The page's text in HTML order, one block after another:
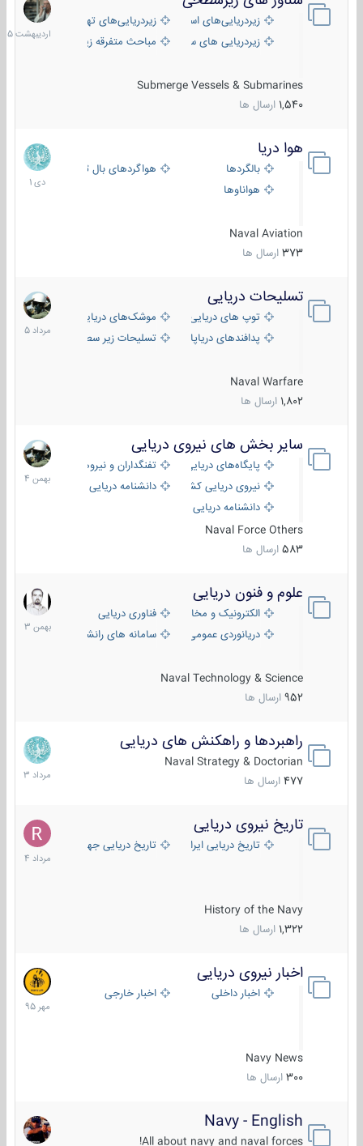
زیردریایی‌های استراتژیکزیردریایی‌های تهاجمی
زیردریایی های سبک
مباحث متفرقه زیرسطحی
Submerge Vessels & Submarines
1,540 ارسال ها
1405
هوا دریا
بالگردها
هواگردهای بال ثابت
هواناوها
Naval Aviation
373 ارسال ها
12
دی
1401
تسلیحات دریایی
توپ های دریایی
موشک‌های دریایی
پدافندهای دریاپایه
تسلیحات زیر سطحی
Naval Warfare
1,802 ارسال ها
2
مرداد
1405
سایر بخش های نیروی دریایی
پایگاه‌های دریایی
تفنگداران و نیروهای ویژه‌ی دریایی
نیروی دریایی کشورهای مختلفدانشنامه دریایی
دانشنامه دریایی کپی
Naval Force Others
583 ارسال ها
22
بهمن
1404
علوم و فنون دریایی
الکترونیک و مخابرات دریاییفناوری دریایی
دریانوردی عمومی
سامانه های رانشی دریایی
Naval Technology & Science
952 ارسال ها
6
بهمن
1403
راهبردها و راهکنش های دریایی
Naval Strategy & Doctorian
477 ارسال ها
2
مرداد
1403
تاریخ نیروی دریایی
تاریخ دریایی ایران تاریخ دریایی جهان
History of the Navy
1,322 ارسال ها
16
مرداد
1404
اخبار نیروی دریایی
اخبار داخلی اخبار خارجی
Navy News
300 ارسال ها
27
مهر
1395
Navy - English
All about navy and naval forces!
22
آبان